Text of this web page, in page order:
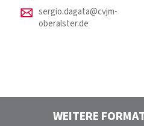
sergio.dagata@cvjm-
oberalster.de
WEITERE